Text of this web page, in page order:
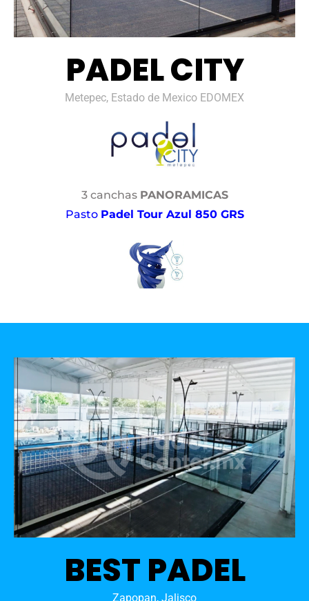
PADEL CITY
Metepec, Estado de Mexico EDOMEX
3 canchas PANORAMICAS
Pasto Padel Tour Azul 850 GRS
BEST PADEL
Zapopan, Jalisco